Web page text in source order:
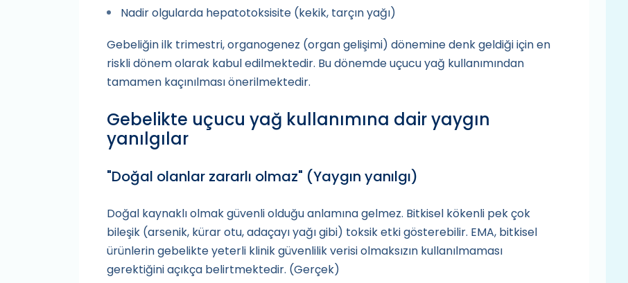
Nadir olgularda hepatotoksisite (kekik, tarçın yağı)
Gebeliğin ilk trimestri, organogenez (organ gelişimi) dönemine denk geldiği için en
riskli dönem olarak kabul edilmektedir. Bu dönemde uçucu yağ kullanımından
tamamen kaçınılması önerilmektedir.
Gebelikte uçucu yağ kullanımına dair yaygın
yanılgılar
"Doğal olanlar zararlı olmaz" (Yaygın yanılgı)
Doğal kaynaklı olmak güvenli olduğu anlamına gelmez. Bitkisel kökenli pek çok
bileşik (arsenik, kürar otu, adaçayı yağı gibi) toksik etki gösterebilir. EMA, bitkisel
ürünlerin gebelikte yeterli klinik güvenlilik verisi olmaksızın kullanılmaması
gerektiğini açıkça belirtmektedir. (Gerçek)